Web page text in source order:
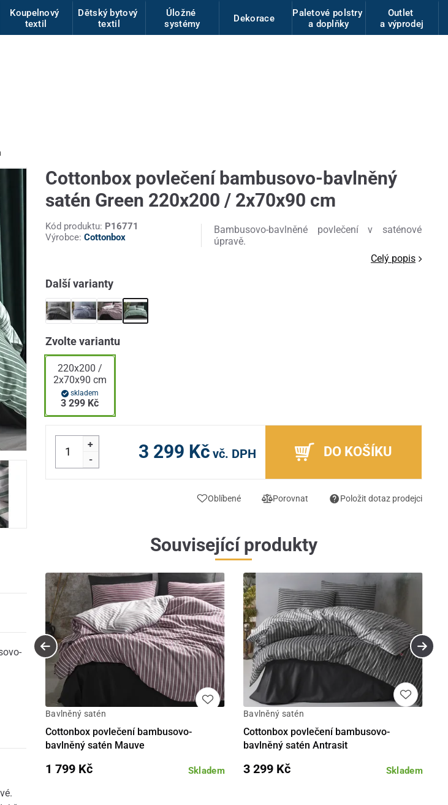
Koupelnový
textil
Dětský bytový
textil
Úložné
systémy
Dekorace
Paletové polstry
a doplňky
Outlet
a výprodej
Cottonbox povlečení bambusovo-bavlněný
satén Green 220x200 / 2x70x90 cm
Kód produktu: P16771
Výrobce: Cottonbox
Bambusovo-bavlněné povlečení v saténové
úpravě.
Celý popis
Další varianty
Zvolte variantu
220x200 /
2x70x90 cm
skladem
3 299 Kč
+
-
3 299 Kč vč. DPH DO KOŠÍKU
Oblíbené Porovnat Položit dotaz prodejci
Související produkty
Bavlněný satén
Cottonbox povlečení bambusovo-
bavlněný satén Mauve
Skladem
1 799 Kč
Bavlněný satén
Cottonbox povlečení bambusovo-
bavlněný satén Antrasit
Skladem
3 299 Kč